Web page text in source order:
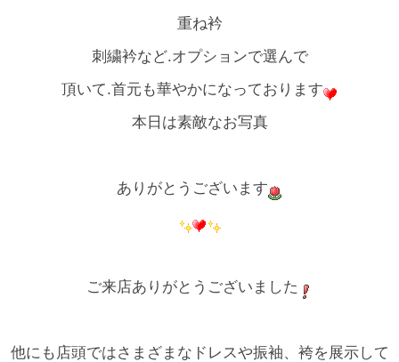
重ね衿
刺繍衿など.オプションで選んで
頂いて.首元も華やかになっております
本日は素敵なお写真
ありがとうございます
ご来店ありがとうございました
他にも店頭ではさまざまなドレスや振袖、袴を展示して